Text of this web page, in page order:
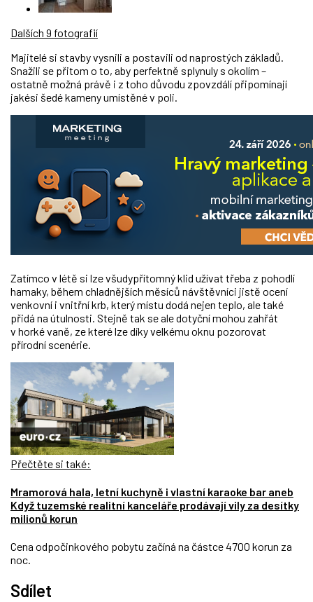
Dalších 9 fotografií
Majitelé si stavby vysnili a postavili od naprostých základů.
Snažili se přitom o to, aby perfektně splynuly s okolím –
ostatně možná právě i z toho důvodu zpovzdálí připomínají
jakési šedé kameny umístěné v poli.
Zatímco v létě si lze všudypřítomný klid užívat třeba z pohodlí
hamaky, během chladnějších měsíců návštěvníci jistě ocení
venkovní i vnitřní krb, který místu dodá nejen teplo, ale také
přidá na útulnosti. Stejně tak se ale dotyční mohou zahřát
v horké vaně, ze které lze díky velkému oknu pozorovat
přírodní scenérie.
Přečtěte si také:
Mramorová hala, letní kuchyně i vlastní karaoke bar aneb
Když tuzemské realitní kanceláře prodávají vily za desítky
milionů korun
Cena odpočinkového pobytu začíná na částce 4700 korun za
noc.
Sdílet